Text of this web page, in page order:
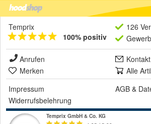
Temprix
100% positiv
126
Anrufen
Kontakt
Merken
Alle
Impressum
AGB &
Widerrufsbelehrung